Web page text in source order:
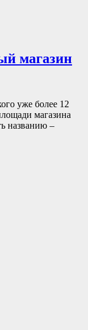
магазин
уже более 12
магазина
названию –